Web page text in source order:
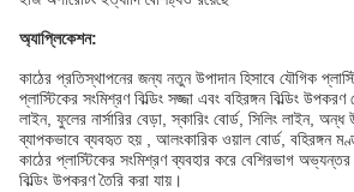
অ্যাপ্লিকেশন:
কাঠের প্রতিস্থাপনের জন্য নতুন উপাদান হিসাবে যৌগিক
প্লাস্টিকের সংমিশ্রণ বিল্ডিং সজ্জা এবং বহিরঙ্গন বিল্ডিং
লাইন, ফুলের নার্সারির বেড়া, স্কারিং বোর্ড, সিলিং লাইন, অন্ধ
ব্যাপকভাবে ব্যবহৃত হয় , আলংকারিক ওয়াল বোর্ড,
কাঠের প্লাস্টিকের সংমিশ্রণ ব্যবহার করে বেশিরভাগ
বিল্ডিং উপকরণ তৈরি করা যায়।